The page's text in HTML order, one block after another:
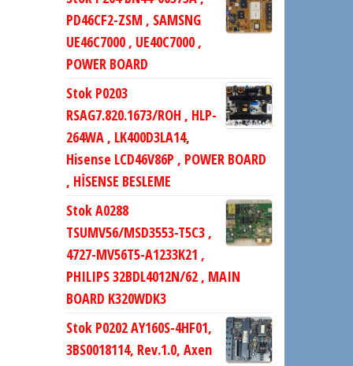
PD46CF2-ZSM , SAMSNG
UE46C7000 , UE40C7000 ,
POWER BOARD
Stok P0203
RSAG7.820.1673/ROH , HLP-
264WA , LK400D3LA14,
Hisense LCD46V86P , POWER BOARD
, HİSENSE BESLEME
Stok A0288
TSUMV56/MSD3553-T5C3 ,
4727-MV56T5-A1233K21 ,
PHILIPS 32BDL4012N/62 , MAIN
BOARD K320WDK3
Stok P0202 AY160S-4HF01,
3BS0018114, Rev.1.0, Axen